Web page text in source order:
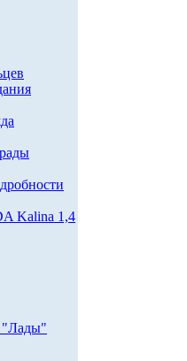
Kalina 1,4
"Лады"